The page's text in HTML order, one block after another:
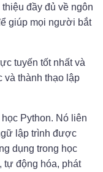
đầy đủ về ngôn
giúp mọi người bắt
tuyến tốt nhất và
và thành thạo lập
Python. Nó liên
lập trình được
dụng trong học
tự động hóa, phát